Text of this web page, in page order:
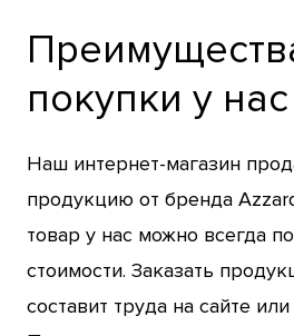
покупки у нас
Наш интернет-магазин
продукцию от бренда
товар у нас можно всегда
стоимости. Заказать
составит труда на сайте